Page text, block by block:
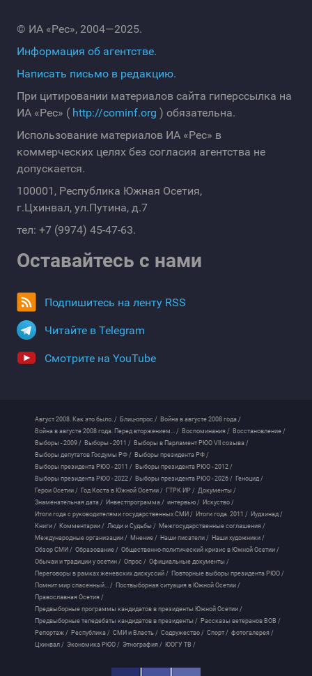
© ИА «Рес», 2004—2025.
Информация об агентстве.
Написать письмо в редакцию.
При цитировании материалов сайта гиперссылка на
ИА «Рес» ( http://cominf.org ) обязательна.
Использование материалов ИА «Рес» в
коммерческих целях без согласия агентства не
допускается.
100001, Республика Южная Осетия,
г.Цхинвал, ул.Путина, д.7
тел: +7 (9974) 45-47-63.
Оставайтесь с нами
Подпишитесь на ленту RSS
Читайте в Telegram
Смотрите на YouTube
Август 2008. Как это было. / Блиц-опрос / Война в августе 2008 года /
Война в августе 2008 года. Перед вторжением... / Воспоминания / Восстановление /
Выборы - 2009 / Выборы - 2011 / Выборы в Парламент РЮО VII созыва /
Выборы депутатов Госдумы РФ / Выборы президента РФ /
Выборы президента РЮО - 2011 / Выборы президента РЮО - 2012 /
Выборы президента РЮО - 2022 / Выборы президента РЮО - 2026 / Геноцид /
Герои Осетии / Год Коста в Южной Осетии / ГТРК ИР / Документы /
Знаменательная дата / Инвестпрограмма / интервью / Искуство /
Итоги года с руководителями государственных СМИ / Итоги года. 2011 / Иудзинад /
Книги / Комментарии / Люди и Судьбы / Межгосударственные соглашения /
Международные организации / Мнение / Наши писатели / Наши художники /
Обзор СМИ / Образование / Общественно-политический кризис в Южной Осетии /
Обычаи и традиции у осетин / Опрос / Официальные документы /
Переговоры в рамках женевских дискуссий / Повторные выборы президента РЮО /
Помнит мир спасенный... / Поствыборная ситуация в Южной Осетии /
Православная Осетия /
Предвыборные программы кандидатов в президенты Южной Осетии /
Предвыборные теледебаты кандидатов в президенты / Рассказы ветеранов ВОВ /
Репортаж / Республика / СМИ и Власть / Содружество / Спорт / фотогалерея /
Цхинвал / Экономика РЮО / Этнография / ЮОГУ ТВ /